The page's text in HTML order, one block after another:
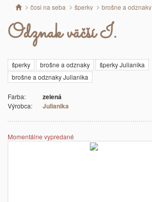
čosi na seba šperky brošne a odznaky
Odznak väčší I.
šperky brošne a odznaky
šperky Julianika
brošne a odznaky Julianika
Farba: zelená
Výrobca: Julianika
Momentálne vypredané